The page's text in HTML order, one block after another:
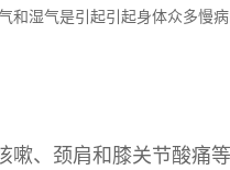
和湿气是引起引起身体众多慢
嗽、颈肩和膝关节酸痛